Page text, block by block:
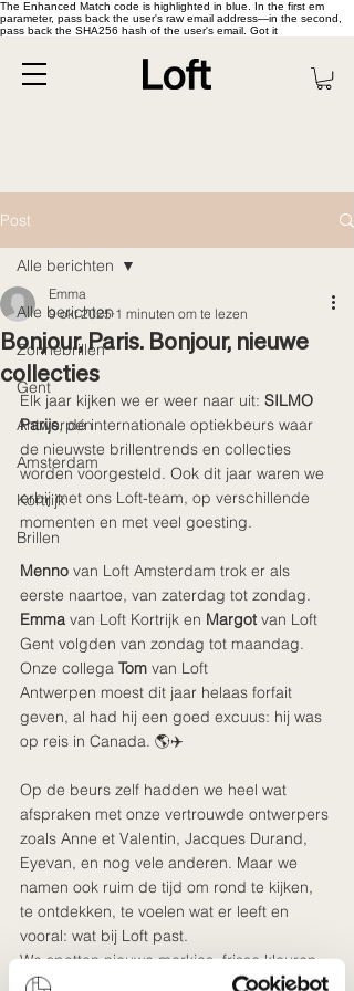
The Enhanced Match code is highlighted in blue. In the first em
parameter, pass back the user's raw email address—in the second,
pass back the SHA256 hash of the user's email. Got it
Post
Alle berichten
Zonnebrillen
Gent
Antwerpen
Amsterdam
Kortrijk
Brillen
Alle berichten
Bonjour, Paris. Bonjour, nieuwe
collecties
Emma
9 okt 2025 1 minuten om te lezen
Elk jaar kijken we er weer naar uit: SILMO
Parijs, dé internationale optiekbeurs waar
de nieuwste brillentrends en collecties
worden voorgesteld. Ook dit jaar waren we
erbij met ons Loft-team, op verschillende
momenten en met veel goesting.
Menno van Loft Amsterdam trok er als
eerste naartoe, van zaterdag tot zondag.
Emma van Loft Kortrijk en Margot van Loft
Gent volgden van zondag tot maandag.
Onze collega Tom van Loft
Antwerpen moest dit jaar helaas forfait
geven, al had hij een goed excuus: hij was
op reis in Canada. 🌎✈️
Op de beurs zelf hadden we heel wat
afspraken met onze vertrouwde ontwerpers
zoals Anne et Valentin, Jacques Durand,
Eyevan, en nog vele anderen. Maar we
namen ook ruim de tijd om rond te kijken,
te ontdekken, te voelen wat er leeft en
vooral: wat bij Loft past.
We spotten nieuwe merkjes, frisse kleuren,
opvallende vormen en duidelijke trends.